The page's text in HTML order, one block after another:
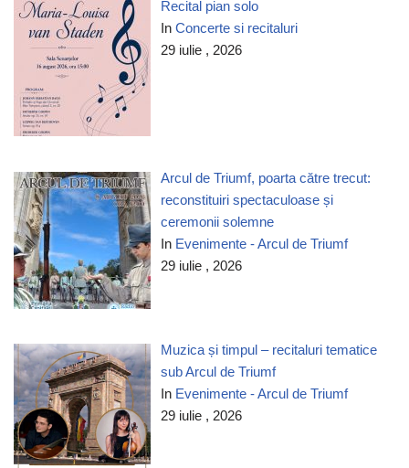
Recital pian solo
InConcerte si recitaluri
29 iulie , 2026
Arcul de Triumf, poarta către trecut:
reconstituiri spectaculoase și
ceremonii solemne
In Evenimente - Arcul de Triumf
29 iulie , 2026
Muzica și timpul – recitaluri tematice
sub Arcul de Triumf
In Evenimente - Arcul de Triumf
29 iulie , 2026